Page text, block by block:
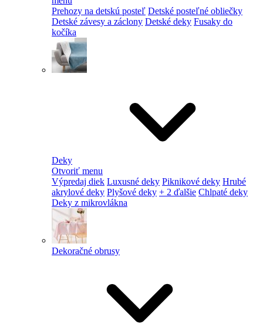
Prehozy na detskú posteľ Detské posteľné obliečky
Detské závesy a záclony Detské deky Fusaky do
kočíka
Deky
Otvoriť menu
Výpredaj diek Luxusné deky Piknikové deky Hrubé
akrylové deky Plyšové deky + 2 ďalšie Chlpaté deky
Deky z mikrovlákna
Dekoračné obrusy